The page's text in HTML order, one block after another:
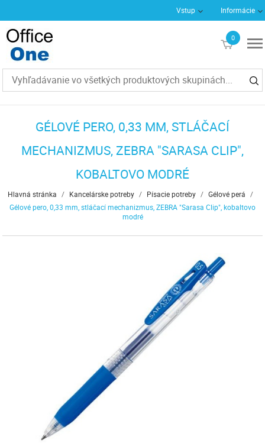
Vstup Informácie
0
€0
GÉLOVÉ PERO, 0,33 MM, STLÁČACÍ
MECHANIZMUS, ZEBRA "SARASA CLIP",
KOBALTOVO MODRÉ
Hlavná stránka / Kancelárske potreby / Písacie potreby / Gélové perá /
Gélové pero, 0,33 mm, stláčací mechanizmus, ZEBRA "Sarasa Clip", kobaltovo
modré